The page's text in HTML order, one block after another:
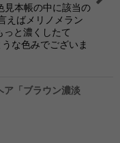
見本帳の中に該当の
えばメリノメラン
っと濃くしたて
な色みでございま
「ブラウン濃淡